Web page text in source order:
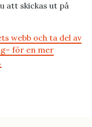
att skickas ut på
webb och ta del av
för en mer